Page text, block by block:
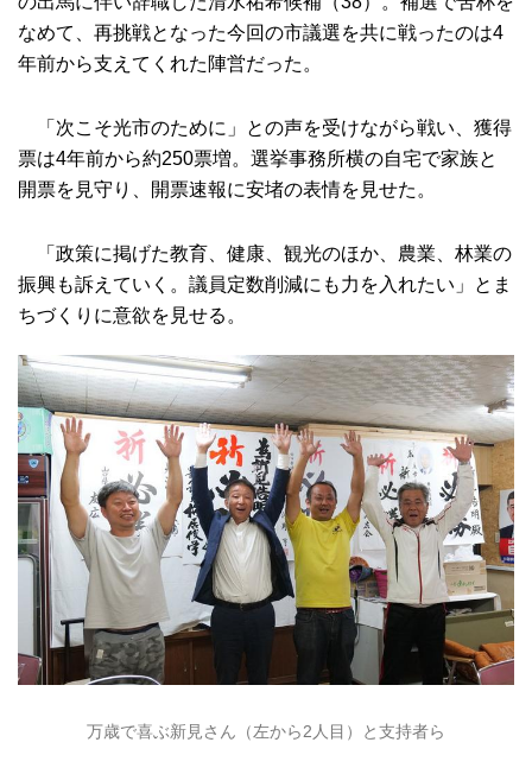
なめて、再挑戦となった今回の市議選を共に戦ったのは4
年前から支えてくれた陣営だった。
「次こそ光市のために」との声を受けながら戦い、獲得
票は4年前から約250票増。選挙事務所横の自宅で家族と
開票を見守り、開票速報に安堵の表情を見せた。
「政策に掲げた教育、健康、観光のほか、農業、林業の
振興も訴えていく。議員定数削減にも力を入れたい」とま
ちづくりに意欲を見せる。
万歳で喜ぶ新見さん（左から2人目）と支持者ら